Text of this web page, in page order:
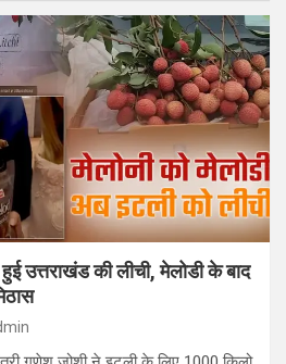
ar
e
उत्तराखंड की लीची, मेलोडी के बाद